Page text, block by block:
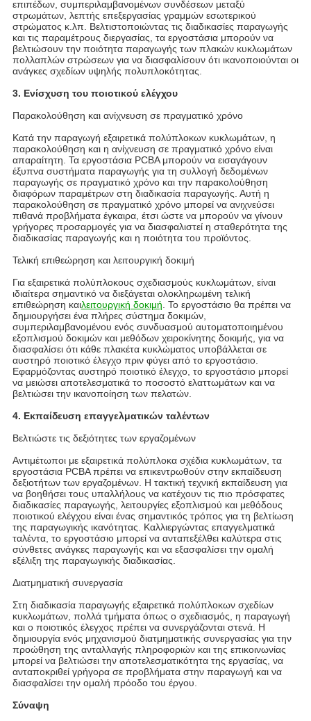
επιπέδων, συμπεριλαμβανομένων συνδέσεων μεταξύ
στρωμάτων, λεπτής επεξεργασίας γραμμών εσωτερικού
στρώματος κ.λπ. Βελτιστοποιώντας τις διαδικασίες παραγωγής
και τις παραμέτρους διεργασίας, τα εργοστάσια μπορούν να
βελτιώσουν την ποιότητα παραγωγής των πλακών κυκλωμάτων
πολλαπλών στρώσεων για να διασφαλίσουν ότι ικανοποιούνται οι
ανάγκες σχεδίων υψηλής πολυπλοκότητας.
3. Ενίσχυση του ποιοτικού ελέγχου
Παρακολούθηση και ανίχνευση σε πραγματικό χρόνο
Κατά την παραγωγή εξαιρετικά πολύπλοκων κυκλωμάτων, η
παρακολούθηση και η ανίχνευση σε πραγματικό χρόνο είναι
απαραίτητη. Τα εργοστάσια PCBA μπορούν να εισαγάγουν
έξυπνα συστήματα παραγωγής για τη συλλογή δεδομένων
παραγωγής σε πραγματικό χρόνο και την παρακολούθηση
διαφόρων παραμέτρων στη διαδικασία παραγωγής. Αυτή η
παρακολούθηση σε πραγματικό χρόνο μπορεί να ανιχνεύσει
πιθανά προβλήματα έγκαιρα, έτσι ώστε να μπορούν να γίνουν
γρήγορες προσαρμογές για να διασφαλιστεί η σταθερότητα της
διαδικασίας παραγωγής και η ποιότητα του προϊόντος.
Τελική επιθεώρηση και λειτουργική δοκιμή
Για εξαιρετικά πολύπλοκους σχεδιασμούς κυκλωμάτων, είναι
ιδιαίτερα σημαντικό να διεξάγεται ολοκληρωμένη τελική
επιθεώρηση καιλειτουργική δοκιμή. Το εργοστάσιο θα πρέπει να
δημιουργήσει ένα πλήρες σύστημα δοκιμών,
συμπεριλαμβανομένου ενός συνδυασμού αυτοματοποιημένου
εξοπλισμού δοκιμών και μεθόδων χειροκίνητης δοκιμής, για να
διασφαλίσει ότι κάθε πλακέτα κυκλώματος υποβάλλεται σε
αυστηρό ποιοτικό έλεγχο πριν φύγει από το εργοστάσιο.
Εφαρμόζοντας αυστηρό ποιοτικό έλεγχο, το εργοστάσιο μπορεί
να μειώσει αποτελεσματικά το ποσοστό ελαττωμάτων και να
βελτιώσει την ικανοποίηση των πελατών.
4. Εκπαίδευση επαγγελματικών ταλέντων
Βελτιώστε τις δεξιότητες των εργαζομένων
Αντιμέτωποι με εξαιρετικά πολύπλοκα σχέδια κυκλωμάτων, τα
εργοστάσια PCBA πρέπει να επικεντρωθούν στην εκπαίδευση
δεξιοτήτων των εργαζομένων. Η τακτική τεχνική εκπαίδευση για
να βοηθήσει τους υπαλλήλους να κατέχουν τις πιο πρόσφατες
διαδικασίες παραγωγής, λειτουργίες εξοπλισμού και μεθόδους
ποιοτικού ελέγχου είναι ένας σημαντικός τρόπος για τη βελτίωση
της παραγωγικής ικανότητας. Καλλιεργώντας επαγγελματικά
ταλέντα, το εργοστάσιο μπορεί να ανταπεξέλθει καλύτερα στις
σύνθετες ανάγκες παραγωγής και να εξασφαλίσει την ομαλή
εξέλιξη της παραγωγικής διαδικασίας.
Διατμηματική συνεργασία
Στη διαδικασία παραγωγής εξαιρετικά πολύπλοκων σχεδίων
κυκλωμάτων, πολλά τμήματα όπως ο σχεδιασμός, η παραγωγή
και ο ποιοτικός έλεγχος πρέπει να συνεργάζονται στενά. Η
δημιουργία ενός μηχανισμού διατμηματικής συνεργασίας για την
προώθηση της ανταλλαγής πληροφοριών και της επικοινωνίας
μπορεί να βελτιώσει την αποτελεσματικότητα της εργασίας, να
ανταποκριθεί γρήγορα σε προβλήματα στην παραγωγή και να
διασφαλίσει την ομαλή πρόοδο του έργου.
Σύναψη